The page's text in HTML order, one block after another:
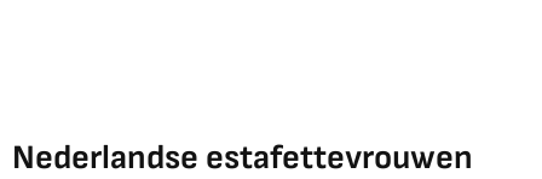
Nederlandse estafettevrouwen